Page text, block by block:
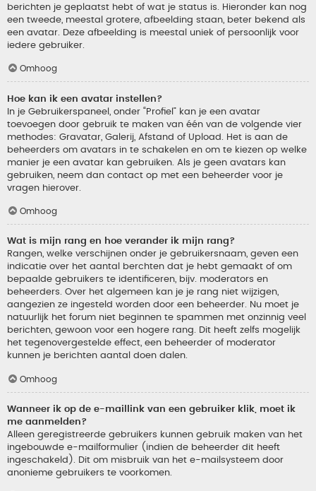
berichten je geplaatst hebt of wat je status is. Hieronder kan nog
een tweede, meestal grotere, afbeelding staan, beter bekend als
een avatar. Deze afbeelding is meestal uniek of persoonlijk voor
iedere gebruiker.
Omhoog
Hoe kan ik een avatar instellen?
In je Gebruikerspaneel, onder “Profiel” kan je een avatar
toevoegen door gebruik te maken van één van de volgende vier
methodes: Gravatar, Galerij, Afstand of Upload. Het is aan de
beheerders om avatars in te schakelen en om te kiezen op welke
manier je een avatar kan gebruiken. Als je geen avatars kan
gebruiken, neem dan contact op met een beheerder voor je
vragen hierover.
Omhoog
Wat is mijn rang en hoe verander ik mijn rang?
Rangen, welke verschijnen onder je gebruikersnaam, geven een
indicatie over het aantal berchten dat je hebt gemaakt of om
bepaalde gebruikers te identificeren, bijv. moderators en
beheerders. Over het algemeen kan je je rang niet wijzigen,
aangezien ze ingesteld worden door een beheerder. Nu moet je
natuurlijk het forum niet beginnen te spammen met onzinnig veel
berichten, gewoon voor een hogere rang. Dit heeft zelfs mogelijk
het tegenovergestelde effect, een beheerder of moderator
kunnen je berichten aantal doen dalen.
Omhoog
Wanneer ik op de e-maillink van een gebruiker klik, moet ik
me aanmelden?
Alleen geregistreerde gebruikers kunnen gebruik maken van het
ingebouwde e-mailformulier (indien de beheerder dit heeft
ingeschakeld). Dit om misbruik van het e-mailsysteem door
anonieme gebruikers te voorkomen.